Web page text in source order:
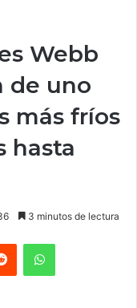
Webb
de uno
más fríos
hasta
3 minutos de lectura